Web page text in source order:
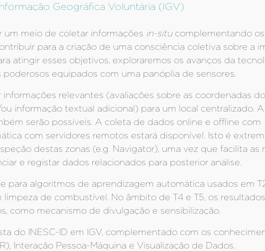
Geográfica Voluntária (IGV)
meio de coletar informações in-situcomplementando
para a criação de uma consciência coletiva sobre a
atingir esses objetivos, exploraremos os avanços da
equipados com uma panóplia de sensores.
relevantes (avaliações sobre as coordenadas
informação textual adicional) para um local centralizado.
serão possíveis. A coleta de dados online e offline com
com servidores remotos estará disponível. Isto é
destas zonas (e.g. Navigator), uma vez que facilita as
e registar dados relacionados para posterior análise.
para algoritmos de aprendizagem automática usados em
de combustível. No âmbito de T4 e T5, os
como mecanismo de divulgação e sensibilização.
do INESC-ID em IGV, complementado com os
Interação Pessoa-Máquina e Visualização de Dados.